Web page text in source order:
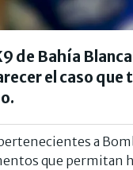
de Bahía
el caso
a
que permitan